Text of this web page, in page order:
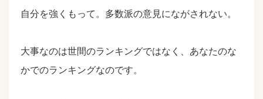
自分を強くもって。多数派の意見にながされない。
大事なのは世間のランキングではなく、あなたのな
かでのランキングなのです。